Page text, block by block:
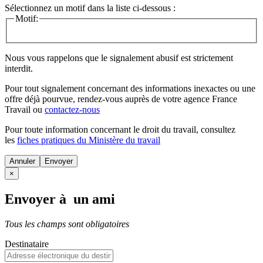
Sélectionnez un motif dans la liste ci-dessous :
Motif:
Nous vous rappelons que le signalement abusif est strictement
interdit.
Pour tout signalement concernant des informations inexactes ou une
offre déjà pourvue, rendez-vous auprès de votre agence France
Travail ou contactez-nous
Pour toute information concernant le droit du travail, consultez
les fiches pratiques du Ministère du travail
Annuler
×
Envoyer à un ami
Tous les champs sont obligatoires
Destinataire